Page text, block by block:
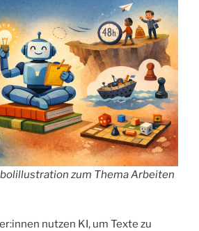
die
zum Thema Arbeiten
nutzen KI, um Texte zu